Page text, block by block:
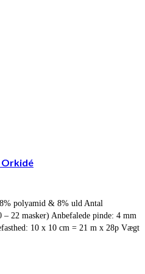
Orkidé
polyamid & 8% uld Antal
22 masker) Anbefalede pinde: 4 mm
10 x 10 cm = 21 m x 28p Vægt